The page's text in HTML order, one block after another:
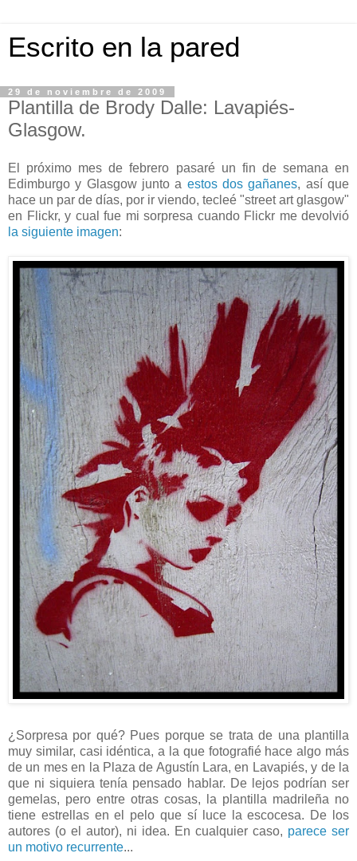
Escrito en la pared
29 de noviembre de 2009
Plantilla de Brody Dalle: Lavapiés-
Glasgow.
El próximo mes de febrero pasaré un fin de semana en
Edimburgo y Glasgow junto a estos dos gañanes, así que
hace un par de días, por ir viendo, tecleé "street art glasgow"
en Flickr, y cual fue mi sorpresa cuando Flickr me devolvió
la siguiente imagen:
¿Sorpresa por qué? Pues porque se trata de una plantilla
muy similar, casi idéntica, a la que fotografié hace algo más
de un mes en la Plaza de Agustín Lara, en Lavapiés, y de la
que ni siquiera tenía pensado hablar. De lejos podrían ser
gemelas, pero entre otras cosas, la plantilla madrileña no
tiene estrellas en el pelo que sí luce la escocesa. De los
autores (o el autor), ni idea. En cualquier caso, parece ser
un motivo recurrente...